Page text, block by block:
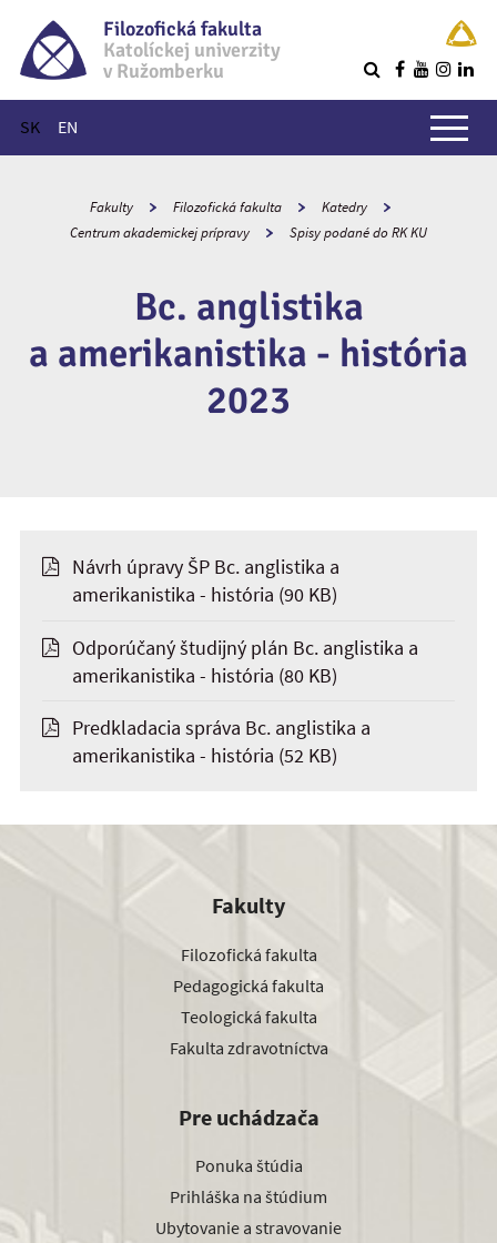
Filozofická fakulta
Katolíckej univerzity
v Ružomberku
SK EN
Hlavné menu
Fakulty Filozofická fakulta
Katedry
Centrum akademickej prípravy
Spisy podané do RK KU
Bc. anglistika
a amerikanistika - história
2023
Návrh úpravy ŠP Bc. anglistika a
amerikanistika - história (90 KB)
Odporúčaný študijný plán Bc. anglistika a
amerikanistika - história (80 KB)
Predkladacia správa Bc. anglistika a
amerikanistika - história (52 KB)
Fakulty
Filozofická fakulta
Pedagogická fakulta
Teologická fakulta
Fakulta zdravotníctva
Pre uchádzača
Ponuka štúdia
Prihláška na štúdium
Ubytovanie a stravovanie